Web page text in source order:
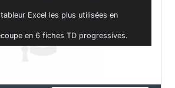
Excel les plus utilisées en
en 6 fiches TD progressives.